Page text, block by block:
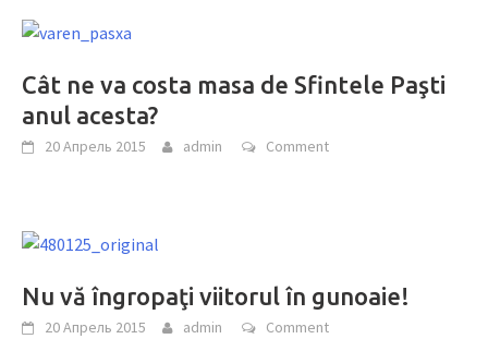
Cât ne va costa masa de Sfintele Paşti
anul acesta?
20 Апрель 2015 admin Comment
Nu vă îngropaţi viitorul în gunoaie!
20 Апрель 2015 admin Comment